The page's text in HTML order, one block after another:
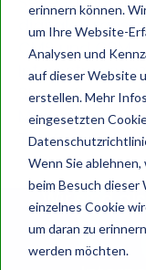
erinnern können.
um Ihre Website-
Analysen und
auf dieser Website
erstellen. Mehr
eingesetzten
Wenn Sie
beim Besuch dieser
einzelnes Cookie
um daran zu
werden möchten.
Wirtz
TMM digitale
Wir sind